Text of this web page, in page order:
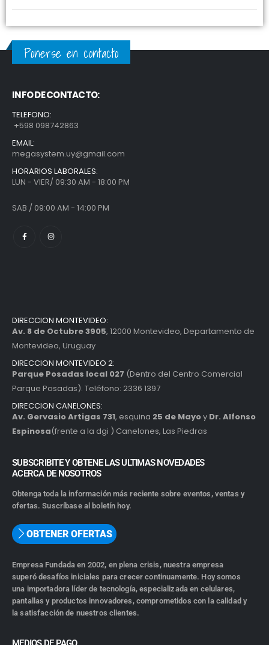
Ponerse en contacto
INFO DE CONTACTO:
TELEFONO:
+598 098742863
EMAIL:
megasystem.uy@gmail.com
HORARIOS LABORALES:
LUN - VIER/ 09:30 AM - 18:00 PM
SAB / 09:00 AM - 14:00 PM
DIRECCION MONTEVIDEO:
Av. 8 de Octubre 3905, 12000 Montevideo, Departamento de
Montevideo, Uruguay
DIRECCION MONTEVIDEO 2:
Parque Posadas local 027 (Dentro del Centro Comercial
Parque Posadas). Teléfono: 2336 1397
DIRECCION CANELONES:
Av. Gervasio Artigas 731, esquina 25 de Mayoy Dr. Alfonso
Espinosa(frente a la dgi ) Canelones, Las Piedras
SUBSCRIBITE Y OBTENE LAS ULTIMAS NOVEDADES
ACERCA DE NOSOTROS
Obtenga toda la información más reciente sobre eventos, ventas y
ofertas. Suscríbase al boletín hoy.
OBTENER OFERTAS
Empresa Fundada en 2002, en plena crisis, nuestra empresa
superó desafíos iniciales para crecer continuamente. Hoy somos
una importadora líder de tecnología, especializada en celulares,
pantallas y productos innovadores, comprometidos con la calidad y
la satisfacción de nuestros clientes.